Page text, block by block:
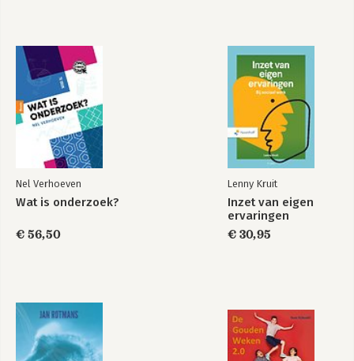
Thank You for Being
Late
Bekijk alle boeken
Nel Verhoeven
Wat is onderzoek?
€ 56,50
Lenny Kruit
Inzet van eigen
ervaringen
€ 30,95